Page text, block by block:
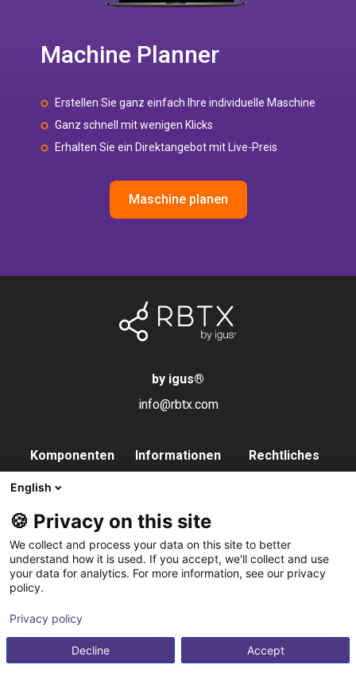
Machine Planner
Erstellen Sie ganz einfach Ihre individuelle Maschine
Ganz schnell mit wenigen Klicks
Erhalten Sie ein Direktangebot mit Live-Preis
Maschine planen
by igus®
info@rbtx.com
Komponenten
Steuerung
Vision
Pneumatik
Service
Zubehör
Informationen
Partner
Kontakt
Newsletter
Integrationsservice
Rechtliches
English
🍪 Privacy on this site
We collect and process your data on this site to better
understand how it is used. If you accept, we'll collect and use
your data for analytics. For more information, see our privacy
policy.
Privacy policy
Accept
Decline